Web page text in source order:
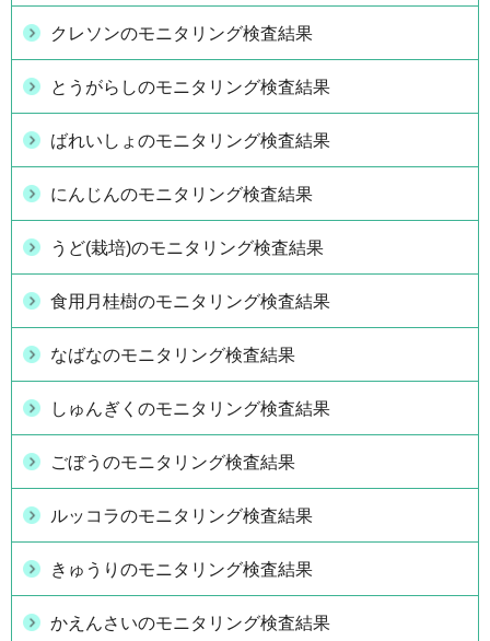
クレソンのモニタリング検査結果
とうがらしのモニタリング検査結果
ばれいしょのモニタリング検査結果
にんじんのモニタリング検査結果
うど(栽培)のモニタリング検査結果
食用月桂樹のモニタリング検査結果
なばなのモニタリング検査結果
しゅんぎくのモニタリング検査結果
ごぼうのモニタリング検査結果
ルッコラのモニタリング検査結果
きゅうりのモニタリング検査結果
かえんさいのモニタリング検査結果